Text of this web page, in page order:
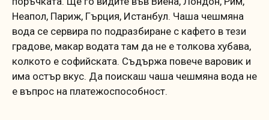
Неапол, Париж, Гърция, Истанбул. Чаша чешмяна
вода се сервира по подразбиране с кафето в тези
градове, макар водата там да не е толкова хубава,
колкото е софийската. Съдържа повече варовик и
има остър вкус. Да поискаш чаша чешмяна вода не
е въпрос на платежоспособност.